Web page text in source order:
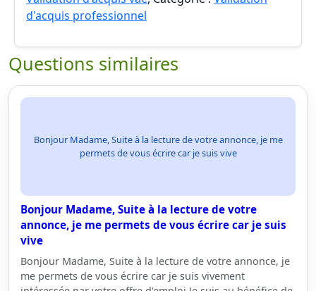
d'acquis professionnel
Questions similaires
Bonjour Madame, Suite à la lecture de votre annonce, je me
permets de vous écrire car je suis vive
Bonjour Madame, Suite à la lecture de votre
annonce, je me permets de vous écrire car je suis
vive
Bonjour Madame, Suite à la lecture de votre annonce, je
me permets de vous écrire car je suis vivement